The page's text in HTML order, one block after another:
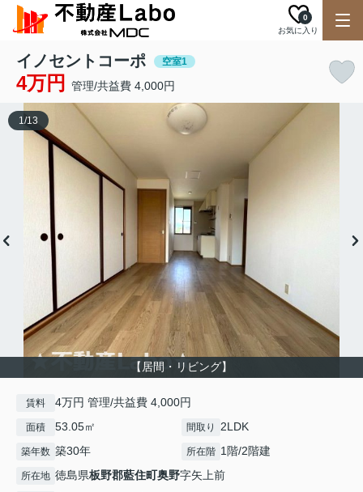
お気に入り
0
イノセントコーポ 空室1
4万円 管理/共益費 4,000円
【居間・リビング】
1/13
賃料 4万円 管理/共益費 4,000円
面積 53.05㎡ 間取り 2LDK
築年数 築30年 所在階 1階/2階建
所在地 徳島県板野郡藍住町奥野字矢上前